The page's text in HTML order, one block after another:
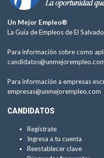
Un Mejor Empleo®
La Guía de Empleos de El
Para información sobre como
Para información a empresas
empresas@unmejorempleo.com
CANDIDATOS
Regístrate
Ingresa a tu cuenta
Reestablecer clave